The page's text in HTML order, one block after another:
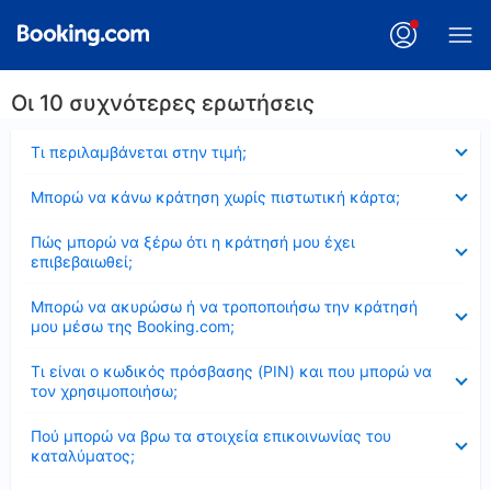
Οι 10 συχνότερες ερωτήσεις
Τι περιλαμβάνεται στην τιμή;
Μπορώ να κάνω κράτηση χωρίς πιστωτική κάρτα;
Πώς μπορώ να ξέρω ότι η κράτησή μου έχει
επιβεβαιωθεί;
Μπορώ να ακυρώσω ή να τροποποιήσω την κράτησή
μου μέσω της Booking.com;
Τι είναι ο κωδικός πρόσβασης (PIN) και που μπορώ να
τον χρησιμοποιήσω;
Πού μπορώ να βρω τα στοιχεία επικοινωνίας του
καταλύματος;